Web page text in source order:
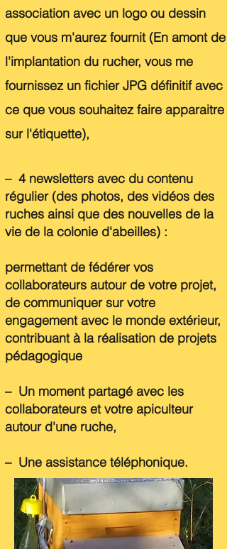
association avec un logo ou dessin
que vous m'aurez fournit (En amont de
l'implantation du rucher, vous me
fournissez un fichier JPG définitif avec
ce que vous souhaitez faire apparaitre
sur l'étiquette),
– 4 newsletters avec du contenu
régulier (des photos, des vidéos des
ruches ainsi que des nouvelles de la
vie de la colonie d'abeilles) :
permettant de fédérer vos
collaborateurs autour de votre projet,
de communiquer sur votre
engagement avec le monde extérieur,
contribuant à la réalisation de projets
pédagogique
– Un moment partagé avec les
collaborateurs et votre apiculteur
autour d'une ruche,​
– Une assistance téléphonique.